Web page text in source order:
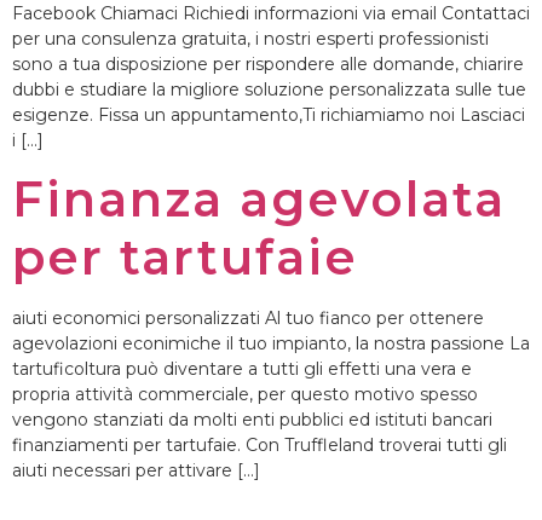
Facebook Chiamaci Richiedi informazioni via email Contattaci
per una consulenza gratuita, i nostri esperti professionisti
sono a tua disposizione per rispondere alle domande, chiarire
dubbi e studiare la migliore soluzione personalizzata sulle tue
esigenze. Fissa un appuntamento,Ti richiamiamo noi Lasciaci
i […]
Finanza agevolata
per tartufaie
aiuti economici personalizzati Al tuo fianco per ottenere
agevolazioni econimiche il tuo impianto, la nostra passione La
tartuficoltura può diventare a tutti gli effetti una vera e
propria attività commerciale, per questo motivo spesso
vengono stanziati da molti enti pubblici ed istituti bancari
finanziamenti per tartufaie. Con Truffleland troverai tutti gli
aiuti necessari per attivare […]